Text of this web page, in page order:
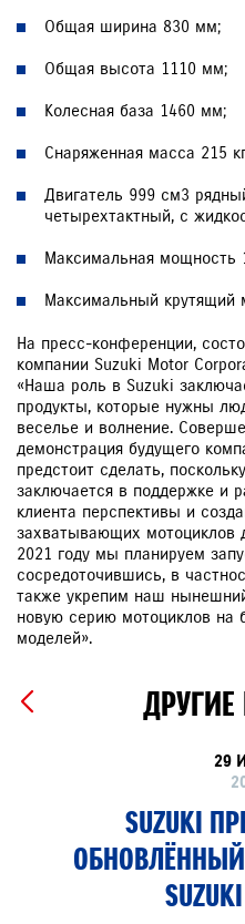
Общая ширина 830 мм;
Общая высота 1110 мм;
Колесная база 1460 мм;
Снаряженная масса 215
Двигатель 999 см3
четырехтактный, с
Максимальная мощность
Максимальный крутящий
На пресс-конференции,
компании Suzuki Motor
«Наша роль в Suzuki
продукты, которые нужны
веселье и волнение.
демонстрация будущего
предстоит сделать,
заключается в поддержке и
клиента перспективы и
захватывающих мотоциклов
2021 году мы планируем
сосредоточившись, в
также укрепим наш
новую серию мотоциклов на
моделей».
29
SUZUKI